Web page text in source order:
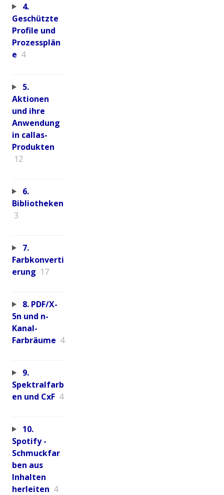
4.
Geschützte
Profile und
Prozessplän
e 4
5.
Aktionen
und ihre
Anwendung
in callas-
Produkten
12
6.
Bibliotheken
3
7.
Farbkonverti
erung 17
8. PDF/X-
5n und n-
Kanal-
Farbräume 4
9.
Spektralfarb
en und CxF 4
10.
Spotify -
Schmuckfar
ben aus
Inhalten
herleiten 4